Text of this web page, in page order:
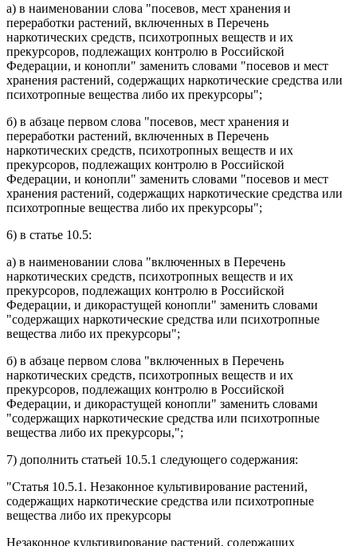
а) в наименовании слова "посевов, мест хранения и
переработки растений, включенных в Перечень
наркотических средств, психотропных веществ и их
прекурсоров, подлежащих контролю в Российской
Федерации, и конопли" заменить словами "посевов и мест
хранения растений, содержащих наркотические средства или
психотропные вещества либо их прекурсоры";
б) в абзаце первом слова "посевов, мест хранения и
переработки растений, включенных в Перечень
наркотических средств, психотропных веществ и их
прекурсоров, подлежащих контролю в Российской
Федерации, и конопли" заменить словами "посевов и мест
хранения растений, содержащих наркотические средства или
психотропные вещества либо их прекурсоры";
6) в статье 10.5:
а) в наименовании слова "включенных в Перечень
наркотических средств, психотропных веществ и их
прекурсоров, подлежащих контролю в Российской
Федерации, и дикорастущей конопли" заменить словами
"содержащих наркотические средства или психотропные
вещества либо их прекурсоры";
б) в абзаце первом слова "включенных в Перечень
наркотических средств, психотропных веществ и их
прекурсоров, подлежащих контролю в Российской
Федерации, и дикорастущей конопли" заменить словами
"содержащих наркотические средства или психотропные
вещества либо их прекурсоры,";
7) дополнить статьей 10.5.1 следующего содержания:
"Статья 10.5.1. Незаконное культивирование растений,
содержащих наркотические средства или психотропные
вещества либо их прекурсоры
Незаконное культивирование растений, содержащих